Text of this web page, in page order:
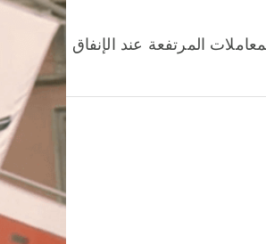
المرتفعة عند الإنفاق